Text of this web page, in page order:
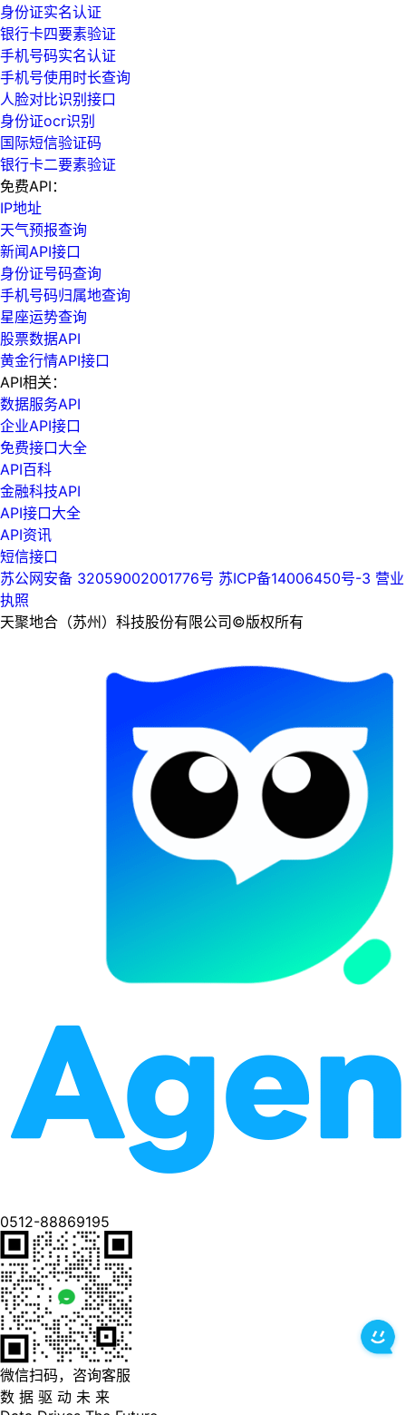
身份证实名认证
银行卡四要素验证
手机号码实名认证
手机号使用时长查询
人脸对比识别接口
身份证ocr识别
国际短信验证码
银行卡二要素验证
免费API：
IP地址
天气预报查询
新闻API接口
身份证号码查询
手机号码归属地查询
星座运势查询
股票数据API
黄金行情API接口
API相关：
数据服务API
企业API接口
免费接口大全
API百科
金融科技API
API接口大全
API资讯
短信接口
苏公网安备 32059002001776号 苏ICP备14006450号-3 营业
执照
天聚地合（苏州）科技股份有限公司©版权所有
0512-88869195
微信扫码，咨询客服
数 据 驱 动 未 来